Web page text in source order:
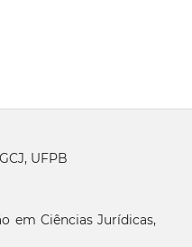
UFPB
em Ciências Jurídicas,